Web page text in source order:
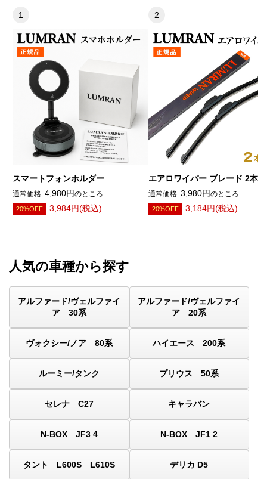
スマートフォンホルダー
通常価格 4,980円のところ
20%OFF 3,984円(税込)
エアロワイパー ブレード 2本
通常価格 3,980円のところ
20%OFF 3,184円(税込)
人気の車種から探す
アルファード/ヴェルファイ
ア 30系
アルファード/ヴェルファイ
ア 20系
ヴォクシー/ノア 80系 ハイエース 200系
ルーミー/タンク プリウス 50系
セレナ C27 キャラバン
N-BOX JF3 4 N-BOX JF1 2
タント L600S L610S デリカ D5